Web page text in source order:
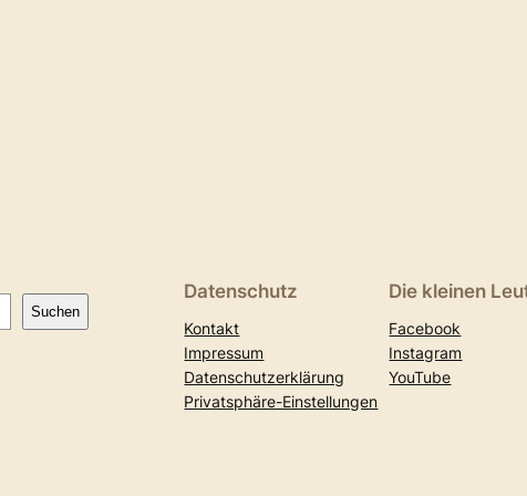
Suchen
Datenschutz
Kontakt
Impressum
Datenschutzerklärung
Privatsphäre-Einstellungen
Die kleinen
Facebook
Instagram
YouTube